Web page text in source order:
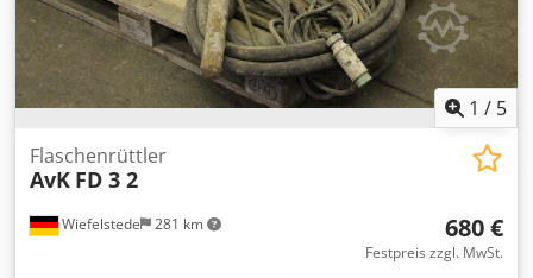
1 / 5
Wiefelstede 281 km
Flaschenrüttler
AvK FD 3 2
680 €
Festpreis zzgl. MwSt.